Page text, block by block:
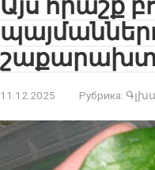
Այս հրաշք
11.12.2025 Рубрика: